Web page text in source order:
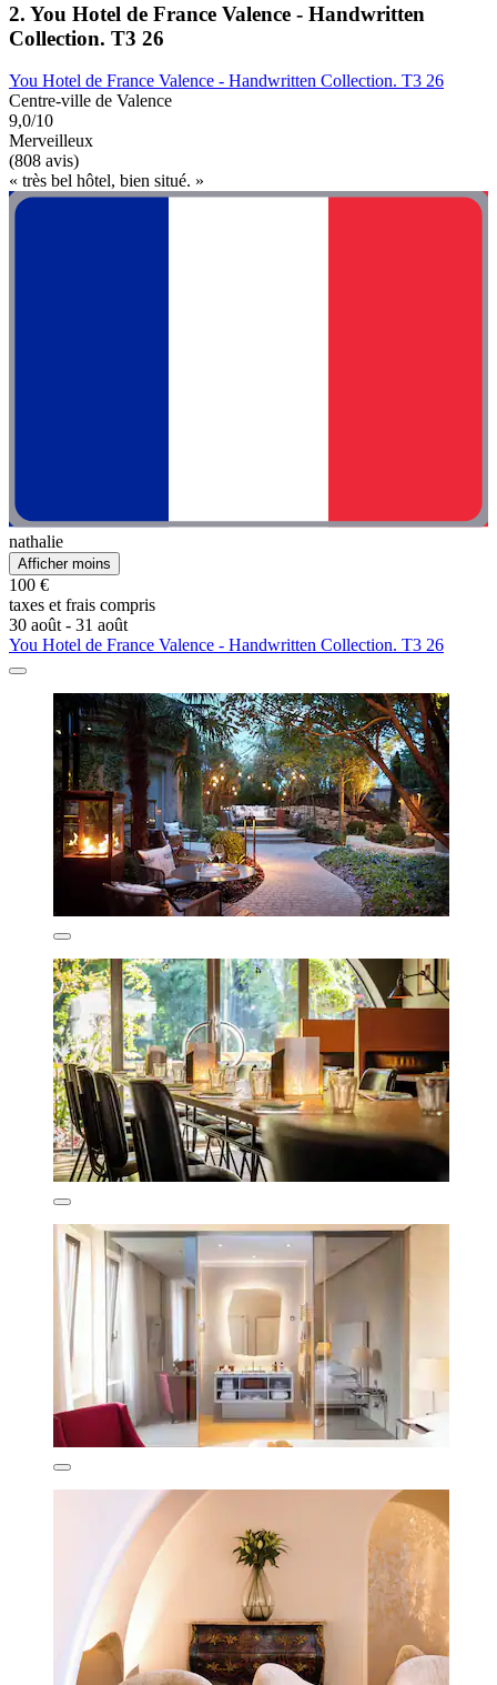
2. You Hotel de France Valence - Handwritten
Collection. T3 26
You Hotel de France Valence - Handwritten Collection. T3 26
Centre-ville de Valence
9,0/10
Merveilleux
(808 avis)
« très bel hôtel, bien situé. »
nathalie
Afficher moins
100 €
taxes et frais compris
30 août - 31 août
You Hotel de France Valence - Handwritten Collection. T3 26